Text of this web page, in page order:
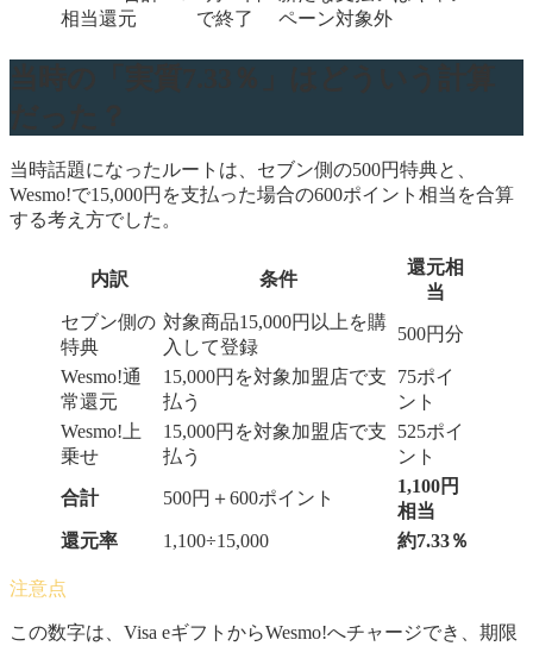
相当還元
で終了
ペーン対象外
当時話題になったルートは、セブン側の500円特典と、
Wesmo!で15,000円を支払った場合の600ポイント相当を合算
する考え方でした。
内訳 条件
還元相
当
セブン側の
特典
対象商品15,000円以上を購
入して登録
500円分
Wesmo!通
常還元
15,000円を対象加盟店で支
払う
75ポイ
ント
Wesmo!上
乗せ
15,000円を対象加盟店で支
払う
525ポイ
ント
合計 500円＋600ポイント
1,100円
相当
還元率
1,100÷15,000 約7.33％
この数字は、Visa eギフトからWesmo!へチャージでき、期限